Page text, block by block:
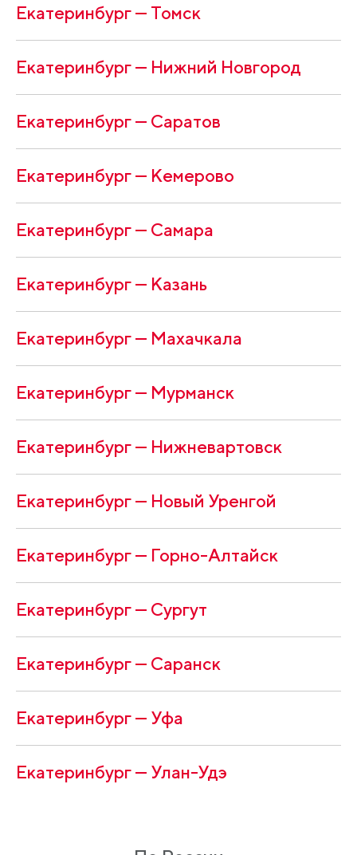
Екатеринбург — Томск
Екатеринбург — Нижний Новгород
Екатеринбург — Саратов
Екатеринбург — Кемерово
Екатеринбург — Самара
Екатеринбург — Казань
Екатеринбург — Махачкала
Екатеринбург — Мурманск
Екатеринбург — Нижневартовск
Екатеринбург — Новый Уренгой
Екатеринбург — Горно-Алтайск
Екатеринбург — Сургут
Екатеринбург — Саранск
Екатеринбург — Уфа
Екатеринбург — Улан-Удэ